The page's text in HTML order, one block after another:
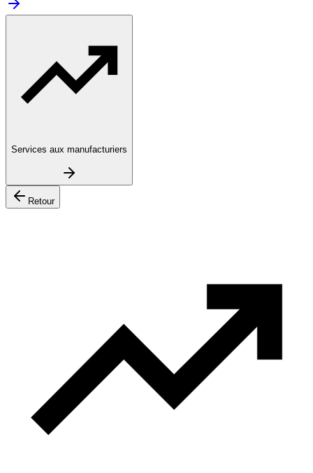
Services aux manufacturiers
Retour